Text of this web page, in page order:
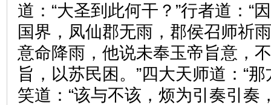
道：“大圣到此何干？”行者道：“
国界，凤仙郡无雨，郡侯召师祈
意命降雨，他说未奉玉帝旨意，
旨，以苏民困。”四大天师道：“
笑道：“该与不该，烦为引奏引奏